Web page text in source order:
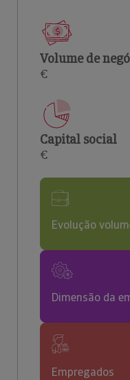
Volume de
€
Capital social
€
Evolução
Dimensão da
Empregados